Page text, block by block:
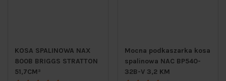
KOSA SPALINOWA NAX
800B BRIGGS STRATTON
51,7CM³
Mocna podkaszarka kosa
spalinowa NAC BP540-
32B-V 3,2 KM